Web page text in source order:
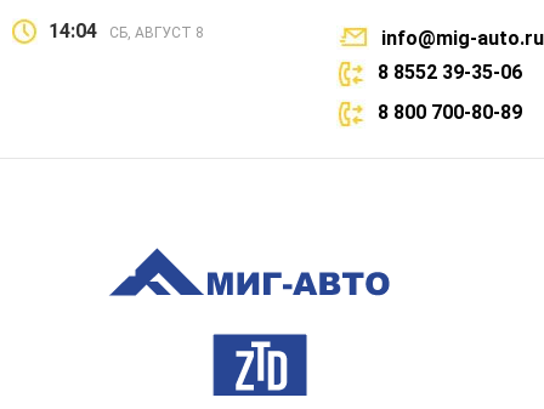
14:04 СБ, АВГУСТ 8
info@mig-auto.ru
8 8552 39-35-06
8 800 700-80-89